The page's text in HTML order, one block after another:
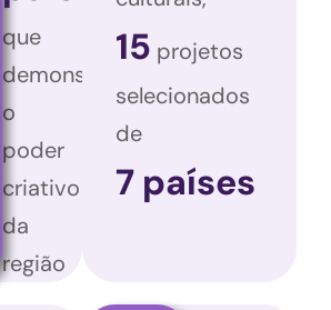
que
demonstraram
o
poder
criativo
da
região
15 projetos
selecionados
de
7 países